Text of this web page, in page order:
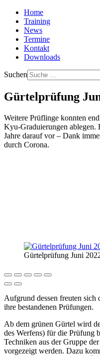
Home
Training
News
Termine
Kontakt
Downloads
Suchen
Gürtelprüfung
Weitere Prüflinge konnten
Kyu-Graduierungen ablegen.
Jahre darauf vor – Dank
durch Corona.
Gürtelprüfung Juni
Aufgrund dessen freuten sich
ihre bestandenen Prüfungen.
Ab dem grünen Gürtel wird
des Werfens) für die Prüfung
Techniken aus der Gruppe
vorgezeigt werden. Dazu